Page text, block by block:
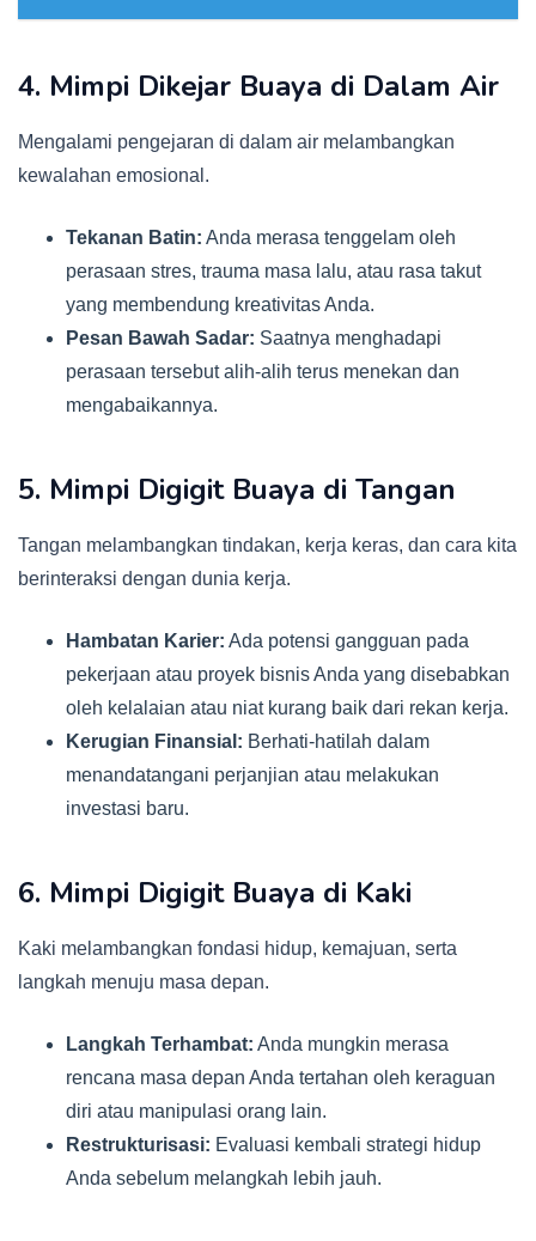
4. Mimpi Dikejar Buaya di Dalam Air
Mengalami pengejaran di dalam air melambangkan
kewalahan emosional.
Tekanan Batin: Anda merasa tenggelam oleh
perasaan stres, trauma masa lalu, atau rasa takut
yang membendung kreativitas Anda.
Pesan Bawah Sadar: Saatnya menghadapi
perasaan tersebut alih-alih terus menekan dan
mengabaikannya.
5. Mimpi Digigit Buaya di Tangan
Tangan melambangkan tindakan, kerja keras, dan cara kita
berinteraksi dengan dunia kerja.
Hambatan Karier: Ada potensi gangguan pada
pekerjaan atau proyek bisnis Anda yang disebabkan
oleh kelalaian atau niat kurang baik dari rekan kerja.
Kerugian Finansial: Berhati-hatilah dalam
menandatangani perjanjian atau melakukan
investasi baru.
6. Mimpi Digigit Buaya di Kaki
Kaki melambangkan fondasi hidup, kemajuan, serta
langkah menuju masa depan.
Langkah Terhambat: Anda mungkin merasa
rencana masa depan Anda tertahan oleh keraguan
diri atau manipulasi orang lain.
Restrukturisasi: Evaluasi kembali strategi hidup
Anda sebelum melangkah lebih jauh.